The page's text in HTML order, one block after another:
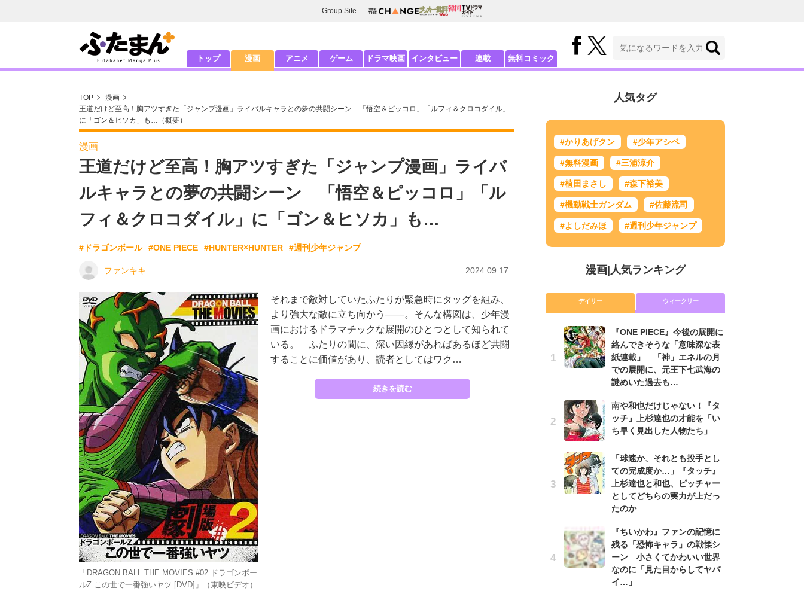
Group Site
トップ 漫画 アニメ ゲーム ドラマ映画 インタビュー 連載 無料コミック
TOP
漫画
王道だけど至高！胸アツすぎた「ジャンプ漫画」ライバルキャラとの夢の共闘シーン 「悟空＆ピッコロ」「ルフィ＆クロコダイル」
に「ゴン＆ヒソカ」も…（概要）
漫画
王道だけど至高！胸アツすぎた「ジャンプ漫画」ライバ
ルキャラとの夢の共闘シーン 「悟空＆ピッコロ」「ル
フィ＆クロコダイル」に「ゴン＆ヒソカ」も…
#ドラゴンボール #ONE PIECE #HUNTER×HUNTER #週刊少年ジャンプ
ファンキキ 2024.09.17
「DRAGON BALL THE MOVIES #02 ドラゴンボー
ルZ この世で一番強いヤツ [DVD]」（東映ビデオ）
それまで敵対していたふたりが緊急時にタッグを組み、
より強大な敵に立ち向かう――。そんな構図は、少年漫
画におけるドラマチックな展開のひとつとして知られて
いる。 ふたりの間に、深い因縁があればあるほど共闘
することに価値があり、読者としてはワク…
続きを読む
人気タグ
#かりあげクン #少年アシベ
#無料漫画 #三浦涼介
#植田まさし #森下裕美
#機動戦士ガンダム #佐藤流司
#よしだみほ #週刊少年ジャンプ
漫画| 人気ランキング
デイリー ウィークリー
『ONE PIECE』今後の展開に
絡んできそうな「意味深な表
紙連載」 「神」エネルの月
での展開に、元王下七武海の
謎めいた過去も…
南や和也だけじゃない！『タ
ッチ』上杉達也の才能を「い
ち早く見出した人物たち」
「球速か、それとも投手とし
ての完成度か…」『タッチ』
上杉達也と和也、ピッチャー
としてどちらの実力が上だっ
たのか
『ちいかわ』ファンの記憶に
残る「恐怖キャラ」の戦慄シ
ーン 小さくてかわいい世界
なのに「見た目からしてヤバ
イ…」